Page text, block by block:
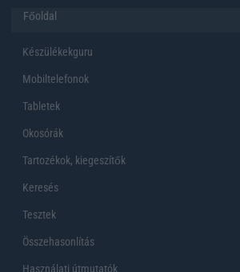
Főoldal
Készülékekguru
Mobiltelefonok
Tabletek
Okosórák
Tartozékok, kiegeszítők
Keresés
Tesztek
Összehasonlítás
Használati útmutatók